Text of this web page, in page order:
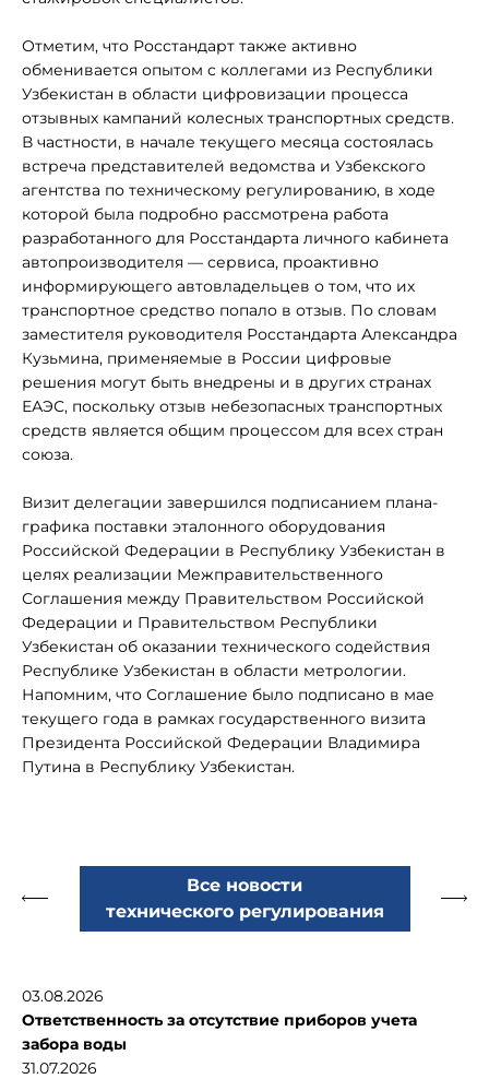
Отметим, что Росстандарт также активно
обменивается опытом с коллегами из Республики
Узбекистан в области цифровизации процесса
отзывных кампаний колесных транспортных средств.
В частности, в начале текущего месяца состоялась
встреча представителей ведомства и Узбекского
агентства по техническому регулированию, в ходе
которой была подробно рассмотрена работа
разработанного для Росстандарта личного кабинета
автопроизводителя — сервиса, проактивно
информирующего автовладельцев о том, что их
транспортное средство попало в отзыв. По словам
заместителя руководителя Росстандарта Александра
Кузьмина, применяемые в России цифровые
решения могут быть внедрены и в других странах
ЕАЭС, поскольку отзыв небезопасных транспортных
средств является общим процессом для всех стран
союза.
Визит делегации завершился подписанием плана-
графика поставки эталонного оборудования
Российской Федерации в Республику Узбекистан в
целях реализации Межправительственного
Соглашения между Правительством Российской
Федерации и Правительством Республики
Узбекистан об оказании технического содействия
Республике Узбекистан в области метрологии.
Напомним, что Соглашение было подписано в мае
текущего года в рамках государственного визита
Президента Российской Федерации Владимира
Путина в Республику Узбекистан.
Все новости
технического регулирования
03.08.2026
Ответственность за отсутствие приборов учета
забора воды
31.07.2026